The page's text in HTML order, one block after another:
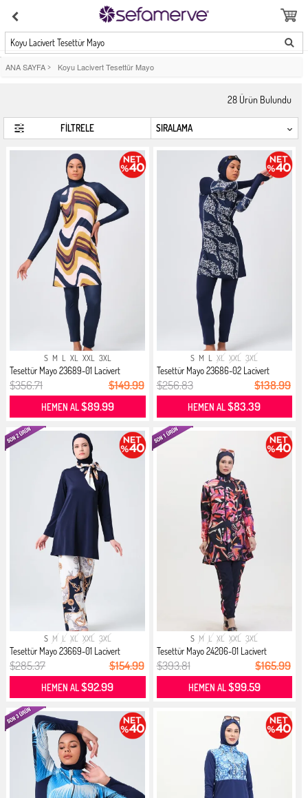
Koyu Lacivert Tesettür Mayo
ANA SAYFA > Koyu Lacivert Tesettür Mayo
28 Ürün Bulundu
FİLTRELE
S M L XL XXL 3XL
Tesettür Mayo 23689-01 Lacivert
$356.71 $149.99
HEMEN AL$89.99
S M L XL XXL 3XL
Tesettür Mayo 23686-02 Lacivert
$256.83 $138.99
HEMEN AL$83.39
S M L XL XXL 3XL
Tesettür Mayo 23669-01 Lacivert
$285.37 $154.99
HEMEN AL$92.99
S M L XL XXL 3XL
Tesettür Mayo 24206-01 Lacivert
$393.81 $165.99
HEMEN AL$99.59